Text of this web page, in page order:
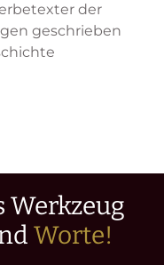
der
geschrieben
Werkzeug
Worte!